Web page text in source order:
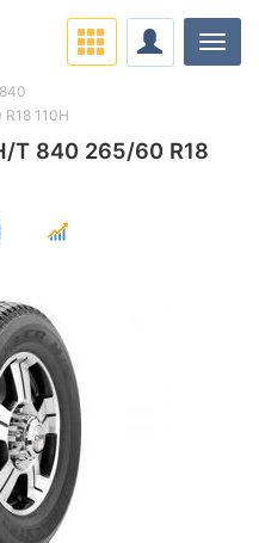
T 840 265/60 R18
110H